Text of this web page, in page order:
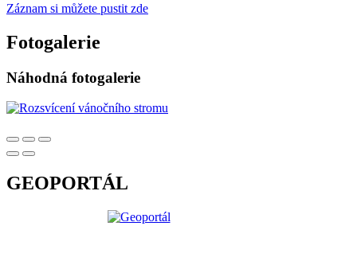
Záznam si můžete pustit zde
Fotogalerie
Náhodná fotogalerie
GEOPORTÁL